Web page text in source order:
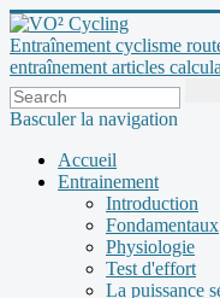
Entraînement cyclisme
entraînement articles
Basculer la navigation
Accueil
Entrainement
Introduction
Fondamentaux
Physiologie
Test d'effort
La puissance